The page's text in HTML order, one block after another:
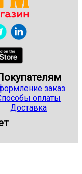
заказ
оплаты
Доставка